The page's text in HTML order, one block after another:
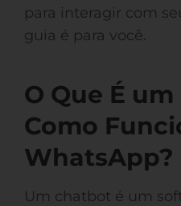
para interagir com
guia é para você.
O Que É
Como
WhatsApp?
Um chatbot é um